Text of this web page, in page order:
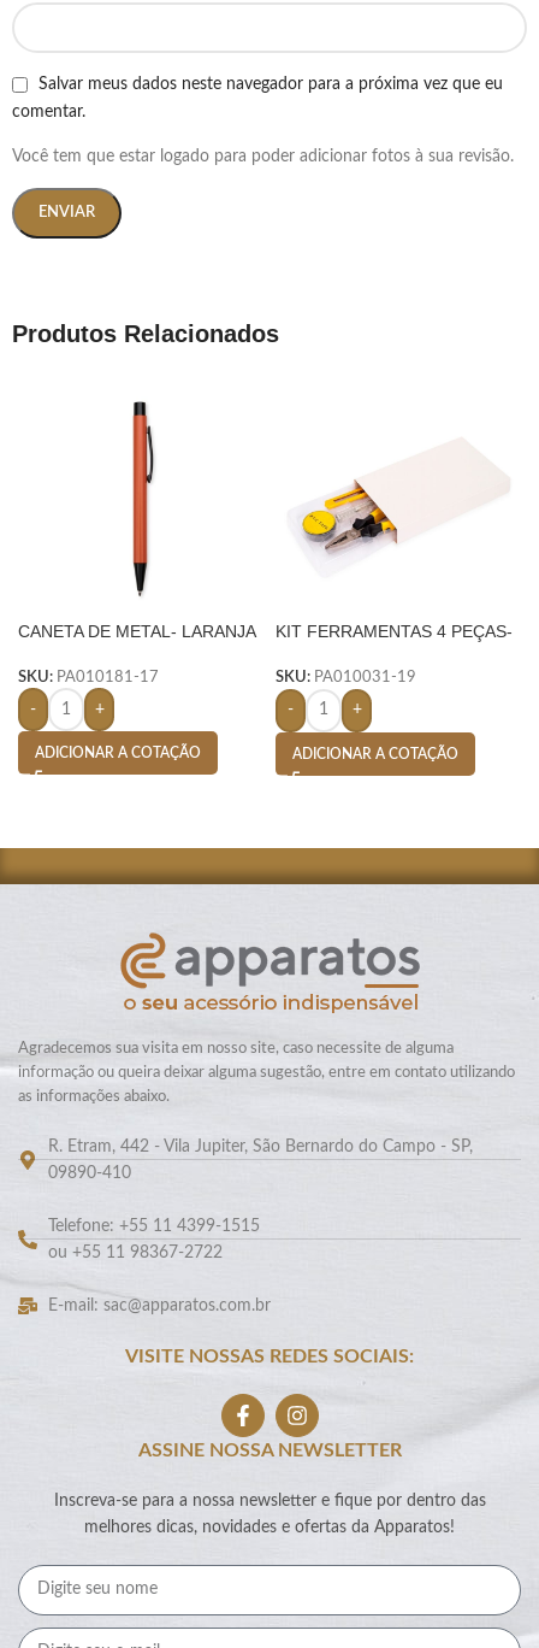
Salvar meus dados neste navegador para a próxima vez que eu
comentar.
Você tem que estar logado para poder adicionar fotos à sua revisão.
Produtos Relacionados
CANETA DE METAL- LARANJA
SKU: PA010181-17
- +
ADICIONAR A COTAÇÃO
KIT FERRAMENTAS 4 PEÇAS-
SKU: PA010031-19
- +
ADICIONAR A COTAÇÃO
Agradecemos sua visita em nosso site, caso necessite de alguma
informação ou queira deixar alguma sugestão, entre em contato utilizando
as informações abaixo.
R. Etram, 442 - Vila Jupiter, São Bernardo do Campo - SP,
09890-410
Telefone: +55 11 4399-1515
ou +55 11 98367-2722
E-mail: sac@apparatos.com.br
VISITE NOSSAS REDES SOCIAIS:
ASSINE NOSSA NEWSLETTER
Inscreva-se para a nossa newsletter e fique por dentro das
melhores dicas, novidades e ofertas da Apparatos!